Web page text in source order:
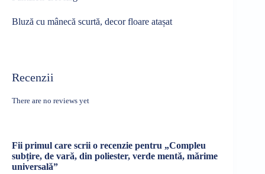
Bluză cu mânecă scurtă, decor floare atașat
Recenzii
There are no reviews yet
Fii primul care scrii o recenzie pentru „Compleu
subțire, de vară, din poliester, verde mentă, mărime
universală”